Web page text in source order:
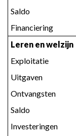
Saldo
Financiering
Leren en welzijn
Exploitatie
Uitgaven
Ontvangsten
Saldo
Investeringen